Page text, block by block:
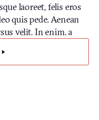
laoreet, felis eros
quis pede. Aenean
velit. In enim. a